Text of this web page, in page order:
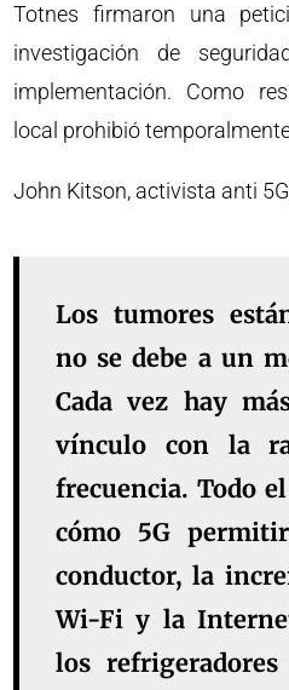
Totnes firmaron una
investigación de
implementación. Como
local prohibió
John Kitson, activista anti
Los tumores
no se debe a un
Cada vez hay
vínculo con la
frecuencia. Todo
cómo 5G
conductor, la
Wi-Fi y la
los